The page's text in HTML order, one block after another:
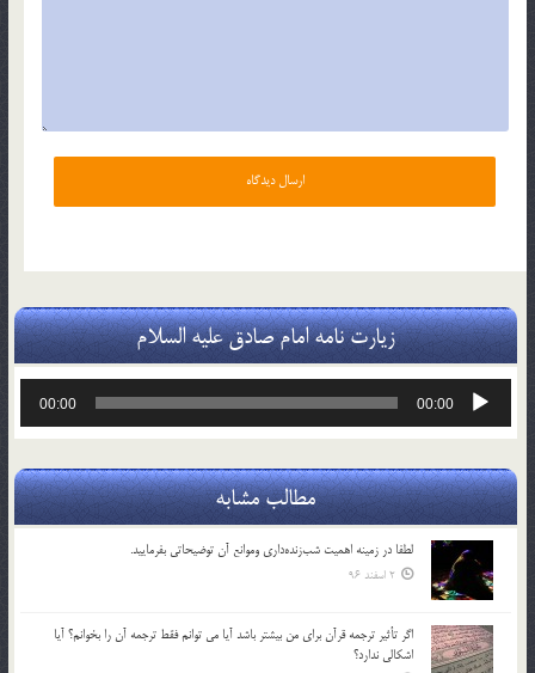
زیارت نامه امام صادق علیه السلام
پخش‌کننده
00:00
00:00
مطالب مشابه
لطفا در زمينه اهميت شب‌زنده‌داري وموانع آن توضيحاتي بفرماييد.
2 اسفند 96
اگر تأثير ترجمه قرآن براي من بيشتر باشد آيا مي توانم فقط ترجمه آن را بخوانم؟ آيا
اشكالي ندارد؟